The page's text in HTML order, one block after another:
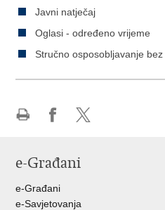
Javni natječaj
Oglasi - određeno vrijeme
Stručno osposobljavanje
FacebookuTwitteru
e-Građani
e-Građani
e-Savjetovanja